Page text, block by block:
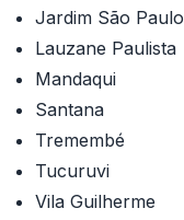
Jardim São Paulo
Lauzane Paulista
Mandaqui
Santana
Tremembé
Tucuruvi
Vila Guilherme